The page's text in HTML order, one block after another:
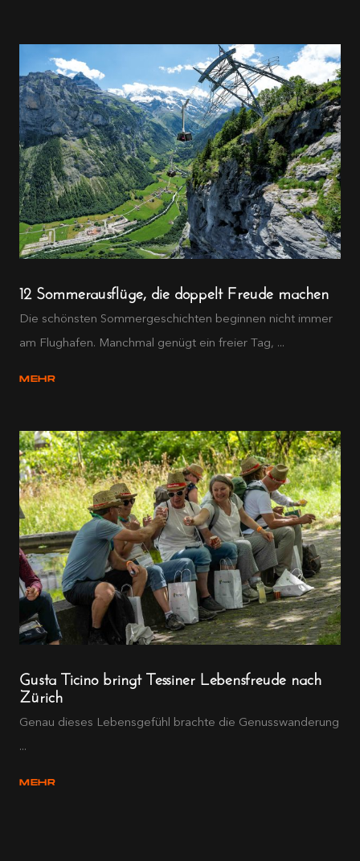
12 Sommerausflüge, die doppelt Freude machen
Die schönsten Sommergeschichten beginnen nicht immer
am Flughafen. Manchmal genügt ein freier Tag, ...
MEHR
Gusta Ticino bringt Tessiner Lebensfreude nach
Zürich
Genau dieses Lebensgefühl brachte die Genusswanderung
...
MEHR